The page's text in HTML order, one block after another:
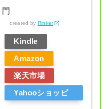
門
created by Rinker
Kindle
Amazon
楽天市場
Yahooショッピ